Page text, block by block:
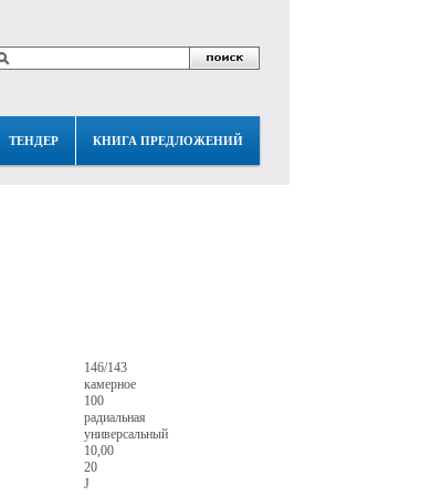
ТЕНДЕР КНИГА ПРЕДЛОЖЕНИЙ
146/143
камерное
100
радиальная
универсальный
10,00
20
J